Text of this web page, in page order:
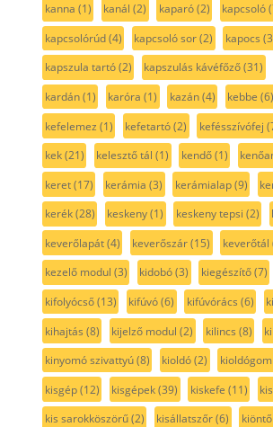
kanna (1) kanál (2) kaparó(2) kapcsoló
kapcsolórúd(4) kapcsoló sor(2) kapocs
kapszula tartó(2) kapszulás kávéfőző(31)
kardán(1) karóra (1) kazán(4) kebbe (6)
kefelemez (1) kefetartó(2) kefésszívófej
kek(21) kelesztő tál (1) kendő(1)
keret(17) kerámia (3) kerámialap(9)
kerék(28) keskeny(1) keskeny tepsi (2)
keverőlapát(4) keverőszár(15) keverőtál
kezelő modul (3) kidobó(3) kiegészítő(7)
kifolyócső(13) kifúvó(6) kifúvórács (6)
kihajtás (8) kijelző modul (2) kilincs (8)
kinyomó szivattyú(8) kioldó(2)
kisgép(12) kisgépek(39) kiskefe (11)
kis sarokköszörű(2) kisállatszőr(6) kiöntő